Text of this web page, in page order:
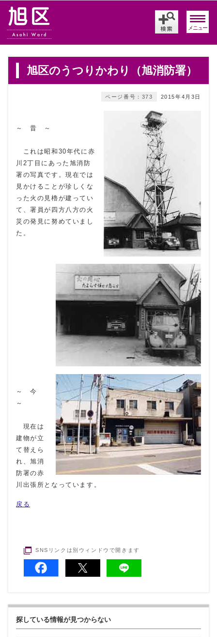
メニュー
旭区のうつりかわり（旭消防署）
2015年4月3日
ページ番号：373
～ 昔 ～
これは昭和30年代に赤
川2丁目にあった旭消防
署の写真です。現在では
見かけることが珍しくな
った火の見櫓が建ってい
て、署員が四方八方の火
災の発見に努めていまし
た。
～ 今
～
現在は
建物が立
て替えら
れ、旭消
防署の赤
川出張所となっています。
戻る
SNSリンクは別ウィンドウで開きます
探している情報が見つからない